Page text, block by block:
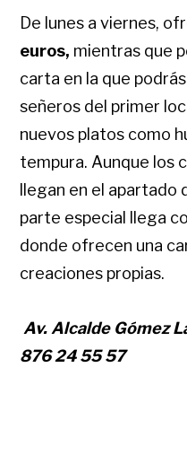
De lunes a viernes,
euros, mientras que
carta en la que
señeros del primer
nuevos platos como
tempura. Aunque los
llegan en el apartado
parte especial llega
donde ofrecen una
creaciones propias.
Av. Alcalde Gómez
876 24 55 57